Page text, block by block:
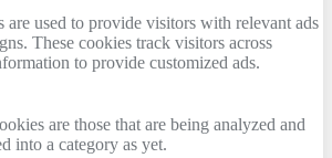
are used to provide visitors with relevant ads
These cookies track visitors across
to provide customized ads.
are those that are being analyzed and
into a category as yet.